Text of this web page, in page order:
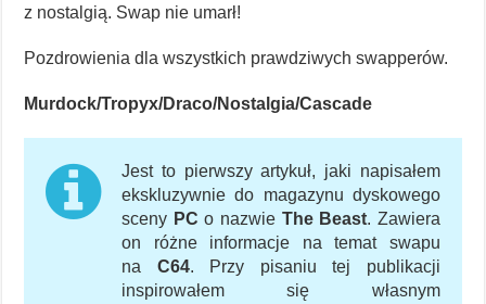
z nostalgią. Swap nie umarł!
Pozdrowienia dla wszystkich prawdziwych swapperów.
Murdock/Tropyx/Draco/Nostalgia/Cascade
Jest to pierwszy artykuł, jaki napisałem
ekskluzywnie do magazynu dyskowego
sceny PC o nazwie The Beast. Zawiera
on różne informacje na temat swapu
na C64. Przy pisaniu tej publikacji
inspirowałem się własnym